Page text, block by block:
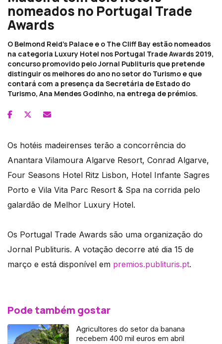
nomeados no Portugal Trade
Awards
O Belmond Reid’s Palace e o The Cliff Bay estão nomeados
na categoria Luxury Hotel nos Portugal Trade Awards 2019,
concurso promovido pelo Jornal Publituris que pretende
distinguir os melhores do ano no setor do Turismo e que
contará com a presença da Secretária de Estado do
Turismo, Ana Mendes Godinho, na entrega de prémios.
Os hotéis madeirenses terão a concorrência do
Anantara Vilamoura Algarve Resort, Conrad Algarve,
Four Seasons Hotel Ritz Lisbon, Hotel Infante Sagres
Porto e Vila Vita Parc Resort & Spa na corrida pelo
galardão de Melhor Luxury Hotel.
Os Portugal Trade Awards são uma organização do
Jornal Publituris. A votação decorre até dia 15 de
março e está disponível em premios.publituris.pt.
Pode também gostar
Agricultores do setor da banana
recebem 400 mil euros em abril